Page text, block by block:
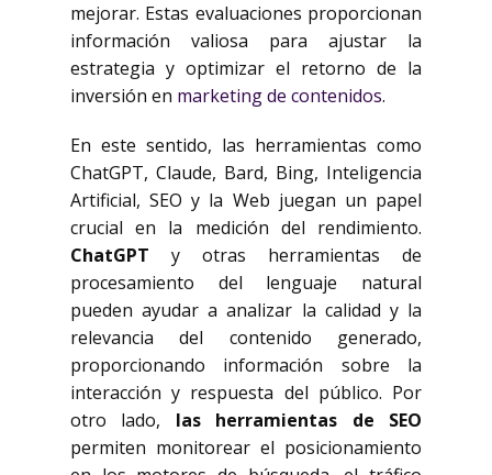
mejorar. Estas evaluaciones proporcionan
información valiosa para ajustar la
estrategia y optimizar el retorno de la
inversión en marketing de contenidos.
En este sentido, las herramientas como
ChatGPT, Claude, Bard, Bing, Inteligencia
Artificial, SEO y la Web juegan un papel
crucial en la medición del rendimiento.
ChatGPT y otras herramientas de
procesamiento del lenguaje natural
pueden ayudar a analizar la calidad y la
relevancia del contenido generado,
proporcionando información sobre la
interacción y respuesta del público. Por
otro lado, las herramientas de SEO
permiten monitorear el posicionamiento